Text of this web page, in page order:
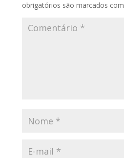
obrigatórios são marcados com